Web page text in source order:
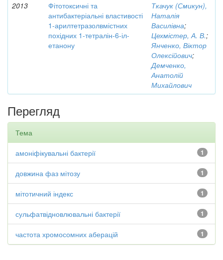
2013
Фітотоксичні та
антибактеріальні властивості
1-арилтетразолвмістних
похідних 1-тетралін-6-іл-
етанону
Ткачук (Смикун),
Наталія
Василівна;
Цехмістер, А. В.;
Янченко, Віктор
Олексійович;
Демченко,
Анатолій
Михайлович
Перегляд
Тема
1
амоніфікувальні бактерії
1
довжина фаз мітозу
1
мітотичний індекс
1
сульфатвідновлювальні бактерії
1
частота хромосомних аберацій